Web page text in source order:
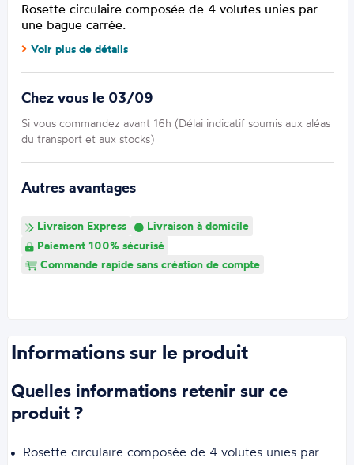
Rosette circulaire composée de 4 volutes unies par
une bague carrée.
Voir plus de détails
Chez vous le 03/09
Si vous commandez avant 16h (Délai indicatif soumis aux aléas
du transport et aux stocks)
Autres avantages
Livraison Express
Livraison à domicile
Paiement 100% sécurisé
Commande rapide sans création de compte
Informations sur le produit
Quelles informations retenir sur ce
produit ?
Rosette circulaire composée de 4 volutes unies par